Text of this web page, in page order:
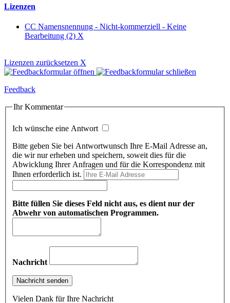
Lizenzen
CC Namensnennung - Nicht-kommerziell - Keine
Bearbeitung (2) X
Lizenzen zurücksetzen X
Feedback
Ihr Kommentar
Ich wünsche eine Antwort
Bitte geben Sie bei Antwortwunsch Ihre E-Mail Adresse an,
die wir nur erheben und speichern, soweit dies für die
Abwicklung Ihrer Anfragen und für die Korrespondenz mit
Ihnen erforderlich ist.
Bitte füllen Sie dieses Feld nicht aus, es dient nur der
Abwehr von automatischen Programmen.
Nachricht
Vielen Dank für Ihre Nachricht